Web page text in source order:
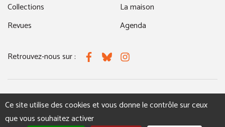
Collections
Revues
La maison
Agenda
Retrouvez-nous sur : FacebookBlueskyInstagram
Ce site utilise des cookies et vous donne le contrôle sur ceux
que vous souhaitez activer